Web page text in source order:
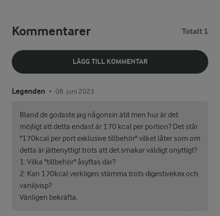
Kommentarer Totalt 1
LÄGG TILL KOMMENTAR
Legenden • 08. juni 2023
Bland de godaste jag någonsin ätit men hur är det
möjligt att detta endast är 170 kcal per portion? Det står
"170kcal per port exklusive tillbehör" vilket låter som om
detta är jättenyttigt trots att det smakar väldigt onyttigt?
1: Vilka "tillbehör" åsyftas där?
2: Kan 170kcal verkligen stämma trots digestivekex och
vaniljvisp?
Vänligen bekräfta.